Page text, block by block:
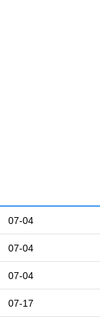
07-04
07-04
07-04
07-17